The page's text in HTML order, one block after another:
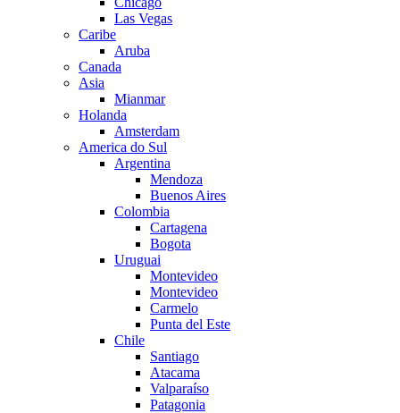
Las Vegas
Caribe
Aruba
Canada
Asia
Mianmar
Holanda
Amsterdam
America do Sul
Argentina
Mendoza
Buenos Aires
Colombia
Cartagena
Bogota
Uruguai
Montevideo
Montevideo
Carmelo
Punta del Este
Chile
Santiago
Atacama
Valparaíso
Patagonia